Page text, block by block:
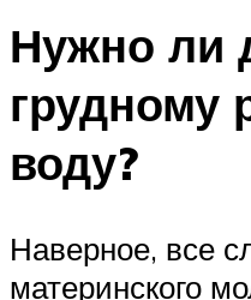
Нужно ли
грудному
воду?
Наверное, все
материнского